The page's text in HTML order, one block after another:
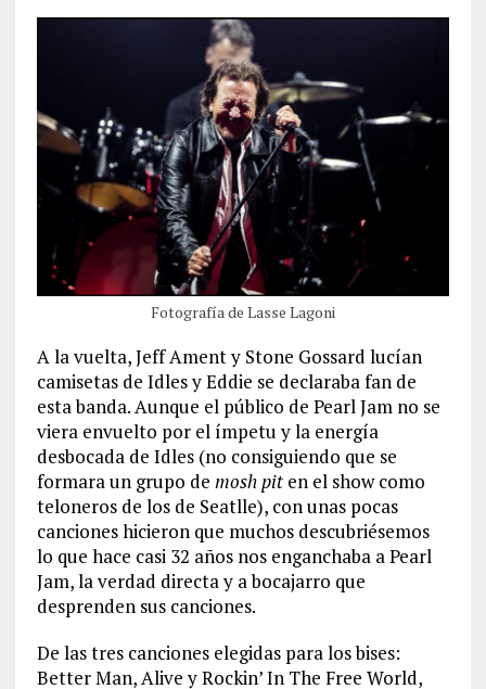
Fotografía de Lasse Lagoni
A la vuelta, Jeff Ament y Stone Gossard lucían
camisetas de Idles y Eddie se declaraba fan de
esta banda. Aunque el público de Pearl Jam no se
viera envuelto por el ímpetu y la energía
desbocada de Idles (no consiguiendo que se
formara un grupo de mosh piten el show como
teloneros de los de Seatlle), con unas pocas
canciones hicieron que muchos descubriésemos
lo que hace casi 32 años nos enganchaba a Pearl
Jam, la verdad directa y a bocajarro que
desprenden sus canciones.
De las tres canciones elegidas para los bises:
Better Man, Alive y Rockin’ In The Free World,